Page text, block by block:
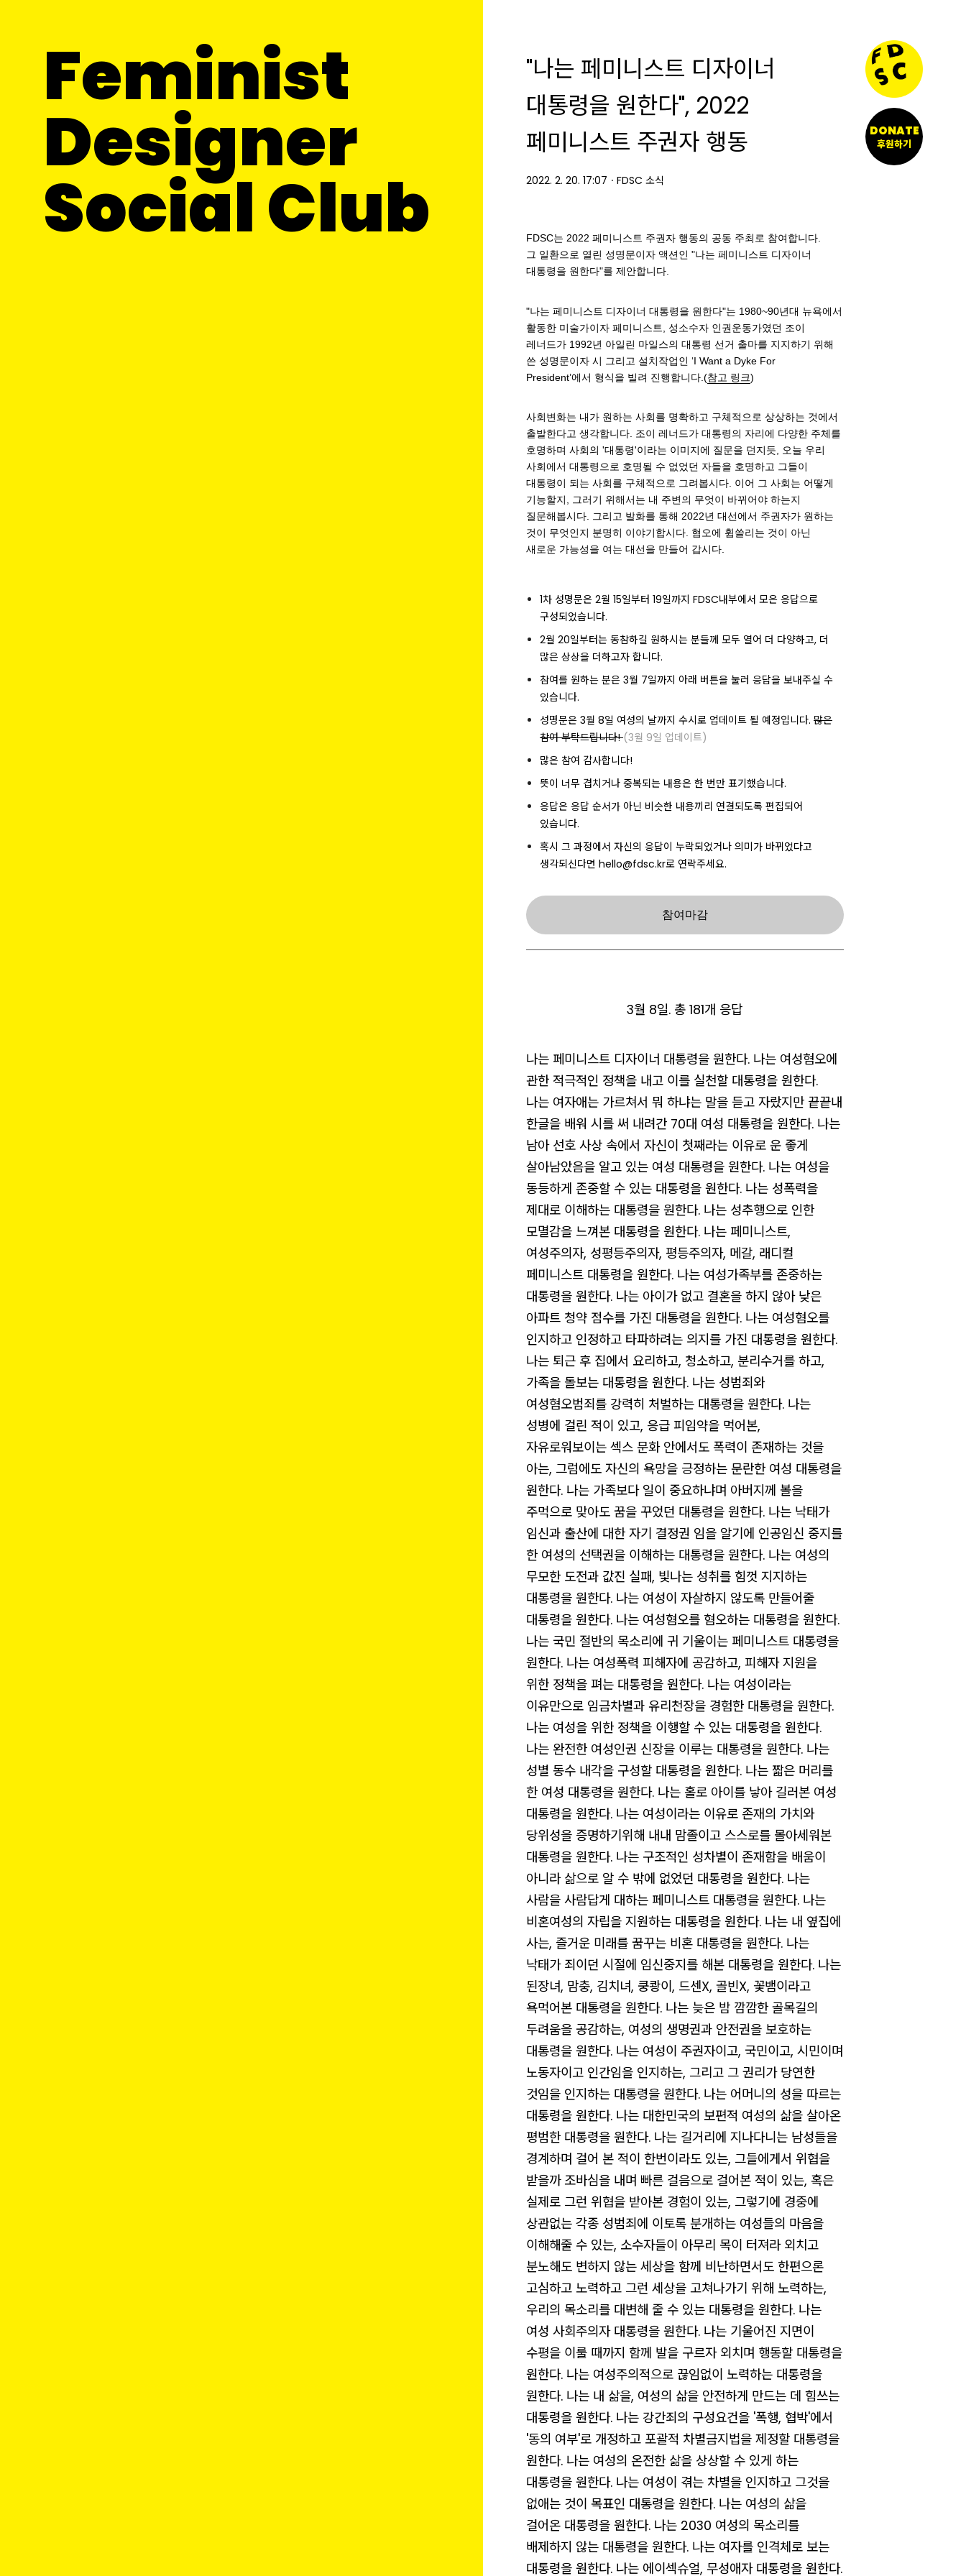
Feminist
Designer
Social Club
DONATE
후원하기
"나는 페미니스트 디자이너
대통령을 원한다", 2022
페미니스트 주권자 행동
2022. 2. 20. 17:07 ㆍ FDSC 소식
FDSC는 2022 페미니스트 주권자 행동의 공동 주최로 참여합니다.
그 일환으로 열린 성명문이자 액션인 "나는 페미니스트 디자이너
대통령을 원한다"를 제안합니다.
"나는 페미니스트 디자이너 대통령을 원한다"는 1980~90년대 뉴욕에서
활동한 미술가이자 페미니스트, 성소수자 인권운동가였던 조이
레너드가 1992년 아일린 마일스의 대통령 선거 출마를 지지하기 위해
쓴 성명문이자 시 그리고 설치작업인 ‘I Want a Dyke For
President’에서 형식을 빌려 진행합니다.(참고 링크)
사회변화는 내가 원하는 사회를 명확하고 구체적으로 상상하는 것에서
출발한다고 생각합니다. 조이 레너드가 대통령의 자리에 다양한 주체를
호명하며 사회의 '대통령'이라는 이미지에 질문을 던지듯, 오늘 우리
사회에서 대통령으로 호명될 수 없었던 자들을 호명하고 그들이
대통령이 되는 사회를 구체적으로 그려봅시다. 이어 그 사회는 어떻게
기능할지, 그러기 위해서는 내 주변의 무엇이 바뀌어야 하는지
질문해봅시다. 그리고 발화를 통해 2022년 대선에서 주권자가 원하는
것이 무엇인지 분명히 이야기합시다. 혐오에 휩쓸리는 것이 아닌
새로운 가능성을 여는 대선을 만들어 갑시다.
1차 성명문은 2월 15일부터 19일까지 FDSC내부에서 모은 응답으로
구성되었습니다.
2월 20일부터는 동참하길 원하시는 분들께 모두 열어 더 다양하고, 더
많은 상상을 더하고자 합니다.
참여를 원하는 분은 3월 7일까지 아래 버튼을 눌러 응답을 보내주실 수
있습니다.
성명문은 3월 8일 여성의 날까지 수시로 업데이트 될 예정입니다. 많은
참여 부탁드립니다!(3월 9일 업데이트)
많은 참여 감사합니다!
뜻이 너무 겹치거나 중복되는 내용은 한 번만 표기했습니다.
응답은 응답 순서가 아닌 비슷한 내용끼리 연결되도록 편집되어
있습니다.
혹시 그 과정에서 자신의 응답이 누락되었거나 의미가 바뀌었다고
생각되신다면 hello@fdsc.kr로 연락주세요.
참여마감
3월 8일. 총 181개 응답
나는 페미니스트 디자이너 대통령을 원한다. 나는 여성혐오에
관한 적극적인 정책을 내고 이를 실천할 대통령을 원한다.
나는 여자애는 가르쳐서 뭐 하냐는 말을 듣고 자랐지만 끝끝내
한글을 배워 시를 써 내려간 70대 여성 대통령을 원한다. 나는
남아 선호 사상 속에서 자신이 첫째라는 이유로 운 좋게
살아남았음을 알고 있는 여성 대통령을 원한다. 나는 여성을
동등하게 존중할 수 있는 대통령을 원한다. 나는 성폭력을
제대로 이해하는 대통령을 원한다. 나는 성추행으로 인한
모멸감을 느껴본 대통령을 원한다. 나는 페미니스트,
여성주의자, 성평등주의자, 평등주의자, 메갈, 래디컬
페미니스트 대통령을 원한다. 나는 여성가족부를 존중하는
대통령을 원한다. 나는 아이가 없고 결혼을 하지 않아 낮은
아파트 청약 점수를 가진 대통령을 원한다. 나는 여성혐오를
인지하고 인정하고 타파하려는 의지를 가진 대통령을 원한다.
나는 퇴근 후 집에서 요리하고, 청소하고, 분리수거를 하고,
가족을 돌보는 대통령을 원한다. 나는 성범죄와
여성혐오범죄를 강력히 처벌하는 대통령을 원한다. 나는
성병에 걸린 적이 있고, 응급 피임약을 먹어본,
자유로워보이는 섹스 문화 안에서도 폭력이 존재하는 것을
아는, 그럼에도 자신의 욕망을 긍정하는 문란한 여성 대통령을
원한다. 나는 가족보다 일이 중요하냐며 아버지께 볼을
주먹으로 맞아도 꿈을 꾸었던 대통령을 원한다. 나는 낙태가
임신과 출산에 대한 자기 결정권 임을 알기에 인공임신 중지를
한 여성의 선택권을 이해하는 대통령을 원한다. 나는 여성의
무모한 도전과 값진 실패, 빛나는 성취를 힘껏 지지하는
대통령을 원한다. 나는 여성이 자살하지 않도록 만들어줄
대통령을 원한다. 나는 여성혐오를 혐오하는 대통령을 원한다.
나는 국민 절반의 목소리에 귀 기울이는 페미니스트 대통령을
원한다. 나는 여성폭력 피해자에 공감하고, 피해자 지원을
위한 정책을 펴는 대통령을 원한다. 나는 여성이라는
이유만으로 임금차별과 유리천장을 경험한 대통령을 원한다.
나는 여성을 위한 정책을 이행할 수 있는 대통령을 원한다.
나는 완전한 여성인권 신장을 이루는 대통령을 원한다. 나는
성별 동수 내각을 구성할 대통령을 원한다. 나는 짧은 머리를
한 여성 대통령을 원한다. 나는 홀로 아이를 낳아 길러본 여성
대통령을 원한다. 나는 여성이라는 이유로 존재의 가치와
당위성을 증명하기위해 내내 맘졸이고 스스로를 몰아세워본
대통령을 원한다. 나는 구조적인 성차별이 존재함을 배움이
아니라 삶으로 알 수 밖에 없었던 대통령을 원한다. 나는
사람을 사람답게 대하는 페미니스트 대통령을 원한다. 나는
비혼여성의 자립을 지원하는 대통령을 원한다. 나는 내 옆집에
사는, 즐거운 미래를 꿈꾸는 비혼 대통령을 원한다. 나는
낙태가 죄이던 시절에 임신중지를 해본 대통령을 원한다. 나는
된장녀, 맘충, 김치녀, 쿵쾅이, 드센X, 골빈X, 꽃뱀이라고
욕먹어본 대통령을 원한다. 나는 늦은 밤 깜깜한 골목길의
두려움을 공감하는, 여성의 생명권과 안전권을 보호하는
대통령을 원한다. 나는 여성이 주권자이고, 국민이고, 시민이며
노동자이고 인간임을 인지하는, 그리고 그 권리가 당연한
것임을 인지하는 대통령을 원한다. 나는 어머니의 성을 따르는
대통령을 원한다. 나는 대한민국의 보편적 여성의 삶을 살아온
평범한 대통령을 원한다. 나는 길거리에 지나다니는 남성들을
경계하며 걸어 본 적이 한번이라도 있는, 그들에게서 위협을
받을까 조바심을 내며 빠른 걸음으로 걸어본 적이 있는, 혹은
실제로 그런 위협을 받아본 경험이 있는, 그렇기에 경중에
상관없는 각종 성범죄에 이토록 분개하는 여성들의 마음을
이해해줄 수 있는, 소수자들이 아무리 목이 터져라 외치고
분노해도 변하지 않는 세상을 함께 비난하면서도 한편으론
고심하고 노력하고 그런 세상을 고쳐나가기 위해 노력하는,
우리의 목소리를 대변해 줄 수 있는 대통령을 원한다. 나는
여성 사회주의자 대통령을 원한다. 나는 기울어진 지면이
수평을 이룰 때까지 함께 발을 구르자 외치며 행동할 대통령을
원한다. 나는 여성주의적으로 끊임없이 노력하는 대통령을
원한다. 나는 내 삶을, 여성의 삶을 안전하게 만드는 데 힘쓰는
대통령을 원한다. 나는 강간죄의 구성요건을 '폭행, 협박'에서
'동의 여부'로 개정하고 포괄적 차별금지법을 제정할 대통령을
원한다. 나는 여성의 온전한 삶을 상상할 수 있게 하는
대통령을 원한다. 나는 여성이 겪는 차별을 인지하고 그것을
없애는 것이 목표인 대통령을 원한다. 나는 여성의 삶을
걸어온 대통령을 원한다. 나는 2030 여성의 목소리를
배제하지 않는 대통령을 원한다. 나는 여자를 인격체로 보는
대통령을 원한다. 나는 에이섹슈얼, 무성애자 대통령을 원한다.